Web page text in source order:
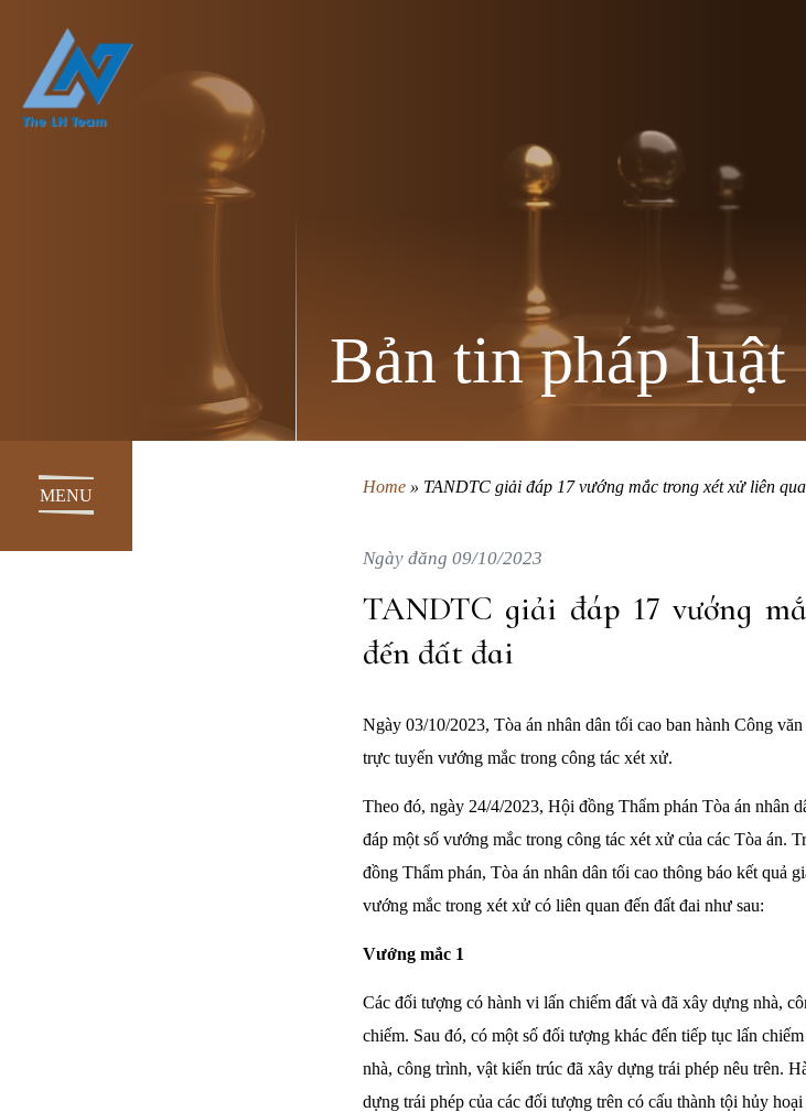
Bản tin pháp luật
MENU Home» TANDTC giải đáp 17 vướng mắc trong xét xử liên
Ngày đăng 09/10/2023
TANDTC giải đáp 17 vướng
đến đất đai
Ngày 03/10/2023, Tòa án nhân dân tối cao ban hành Công
trực tuyến vướng mắc trong công tác xét xử.
Theo đó, ngày 24/4/2023, Hội đồng Thẩm phán Tòa án nhân
đáp một số vướng mắc trong công tác xét xử của các Tòa án.
đồng Thẩm phán, Tòa án nhân dân tối cao thông báo kết quả
vướng mắc trong xét xử có liên quan đến đất đai như sau:
Vướng mắc 1
Các đối tượng có hành vi lấn chiếm đất và đã xây dựng nhà,
chiếm. Sau đó, có một số đối tượng khác đến tiếp tục lấn
nhà, công trình, vật kiến trúc đã xây dựng trái phép nêu trên.
dựng trái phép của các đối tượng trên có cấu thành tội hủy